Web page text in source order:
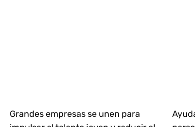
Grandes empresas se unen para